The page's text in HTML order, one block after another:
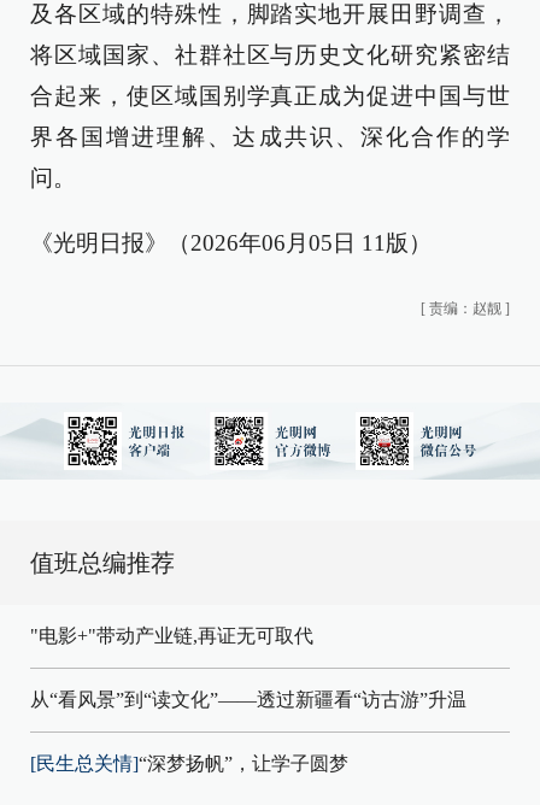
及各区域的特殊性，脚踏实地开展田野调查，
将区域国家、社群社区与历史文化研究紧密结
合起来，使区域国别学真正成为促进中国与世
界各国增进理解、达成共识、深化合作的学
问。
《光明日报》（2026年06月05日 11版）
[ 责编：赵靓 ]
值班总编推荐
"电影+"带动产业链,再证无可取代
从“看风景”到“读文化”——透过新疆看“访古游”升温
[民生总关情]“深梦扬帆”，让学子圆梦